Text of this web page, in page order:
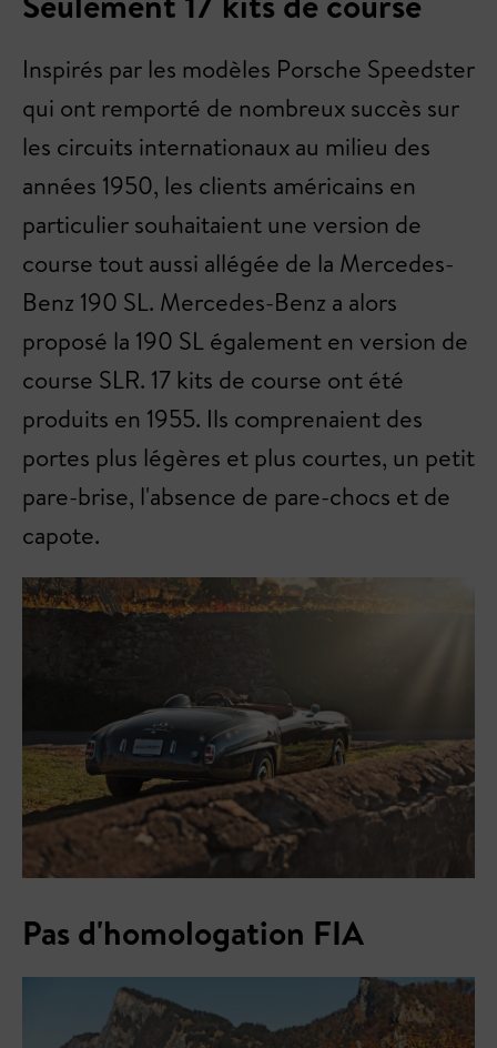
Inspirés par les modèles Porsche Speedster
qui ont remporté de nombreux succès sur
les circuits internationaux au milieu des
années 1950, les clients américains en
particulier souhaitaient une version de
course tout aussi allégée de la Mercedes-
Benz 190 SL. Mercedes-Benz a alors
proposé la 190 SL également en version de
course SLR. 17 kits de course ont été
produits en 1955. Ils comprenaient des
portes plus légères et plus courtes, un petit
pare-brise, l'absence de pare-chocs et de
capote.
Pas d'homologation FIA